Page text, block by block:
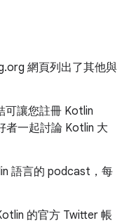
網頁列出了其他與
可讓您註冊 Kotlin
者一起討論 Kotlin 大
語言的 podcast，每
的官方 Twitter 帳